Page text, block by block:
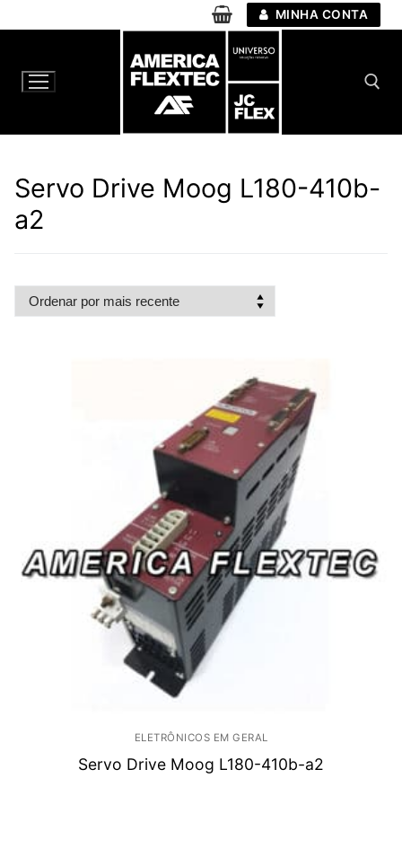
para
conteúdo
MINHA CONTA
Servo Drive Moog L180-410b-
a2
ELETRÔNICOS EM GERAL
Servo Drive Moog L180-410b-a2